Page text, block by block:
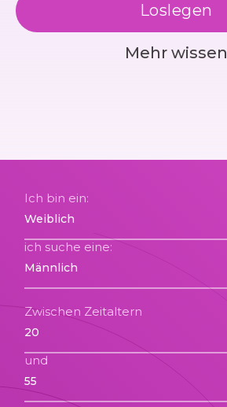
Loslegen
Mehr wissen
Ich bin ein:
ich suche eine:
Zwischen Zeitaltern
und